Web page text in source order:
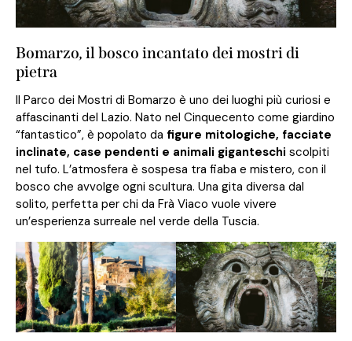
Bomarzo, il bosco incantato dei mostri di
pietra
Il Parco dei Mostri di Bomarzo è uno dei luoghi più curiosi e
affascinanti del Lazio. Nato nel Cinquecento come giardino
“fantastico”, è popolato da figure mitologiche, facciate
inclinate, case pendenti e animali giganteschi scolpiti
nel tufo. L’atmosfera è sospesa tra fiaba e mistero, con il
bosco che avvolge ogni scultura. Una gita diversa dal
solito, perfetta per chi da Frà Viaco vuole vivere
un’esperienza surreale nel verde della Tuscia.